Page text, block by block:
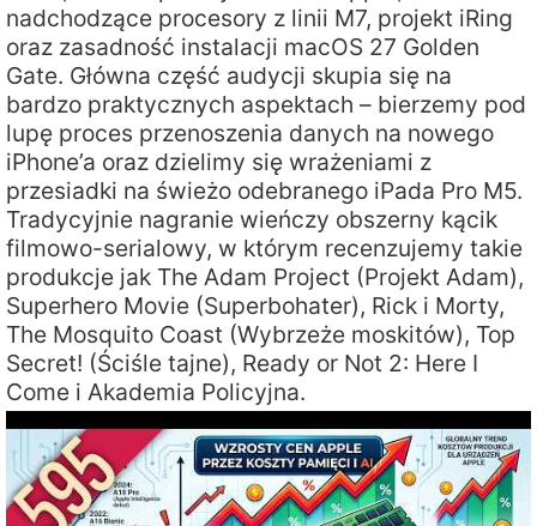
nadchodzące procesory z linii M7, projekt iRing
oraz zasadność instalacji macOS 27 Golden
Gate. Główna część audycji skupia się na
bardzo praktycznych aspektach – bierzemy pod
lupę proces przenoszenia danych na nowego
iPhone’a oraz dzielimy się wrażeniami z
przesiadki na świeżo odebranego iPada Pro M5.
Tradycyjnie nagranie wieńczy obszerny kącik
filmowo-serialowy, w którym recenzujemy takie
produkcje jak The Adam Project (Projekt Adam),
Superhero Movie (Superbohater), Rick i Morty,
The Mosquito Coast (Wybrzeże moskitów), Top
Secret! (Ściśle tajne), Ready or Not 2: Here I
Come i Akademia Policyjna.